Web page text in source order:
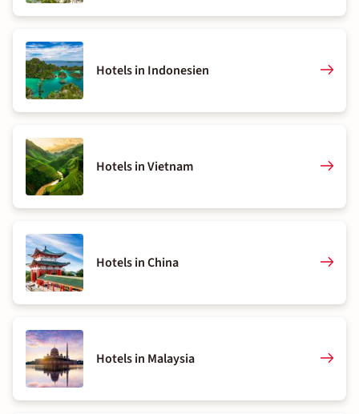
Hotels in Indonesien
Hotels in Vietnam
Hotels in China
Hotels in Malaysia